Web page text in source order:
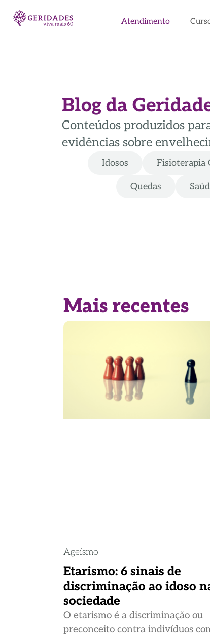
Atendimento
Blog da
Conteúdos produzidos
evidências sobre
Idosos Fisioterapia
Quedas
Mais recentes
Ageísmo
Etarismo: 6 sinais de
discriminação ao idoso
sociedade
O etarismo é a discriminação ou
preconceito contra indivíduos